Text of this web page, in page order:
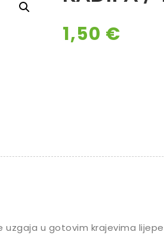
1,50 €
uzgaja u gotovim krajevima